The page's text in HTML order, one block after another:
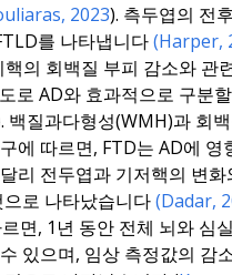
2023). 측두엽의 전
를 나타냅니다(Harper,
의 회백질 부피 감소와 관
로 AD와 효과적으로 구분
백질과다형성(WMH)과 회
에 따르면, FTD는 AD에 영
리 전두엽과 기저핵의 변화
로 나타났습니다(Dadar,
면, 1년 동안 전체 뇌와 심
있으며, 임상 측정값의 감